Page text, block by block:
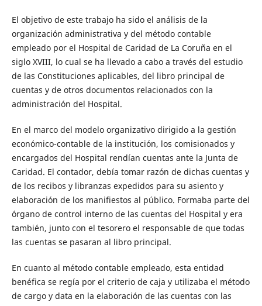
El objetivo de este trabajo ha sido el análisis de la
organización administrativa y del método contable
empleado por el Hospital de Caridad de La Coruña en el
siglo XVIII, lo cual se ha llevado a cabo a través del estudio
de las Constituciones aplicables, del libro principal de
cuentas y de otros documentos relacionados con la
administración del Hospital.
En el marco del modelo organizativo dirigido a la gestión
económico-contable de la institución, los comisionados y
encargados del Hospital rendían cuentas ante la Junta de
Caridad. El contador, debía tomar razón de dichas cuentas y
de los recibos y libranzas expedidos para su asiento y
elaboración de los manifiestos al público. Formaba parte del
órgano de control interno de las cuentas del Hospital y era
también, junto con el tesorero el responsable de que todas
las cuentas se pasaran al libro principal.
En cuanto al método contable empleado, esta entidad
benéfica se regía por el criterio de caja y utilizaba el método
de cargo y data en la elaboración de las cuentas con las